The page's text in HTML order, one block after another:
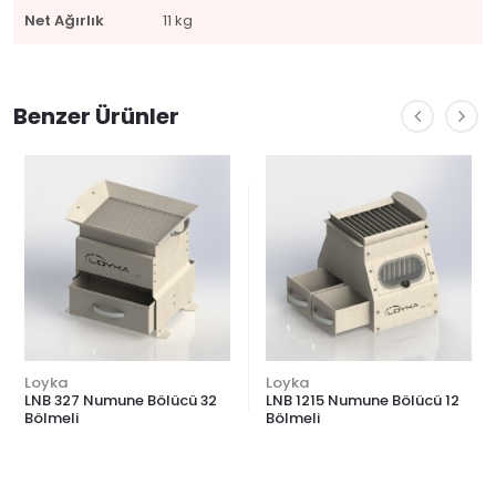
Net Ağırlık 11 kg
Benzer Ürünler
Loyka
LNB 327 Numune Bölücü 32
Bölmeli
Loyka
LNB 1215 Numune Bölücü 12
Bölmeli